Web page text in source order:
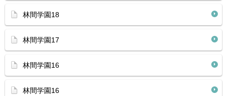
林間学園18
林間学園17
林間学園16
林間学園16